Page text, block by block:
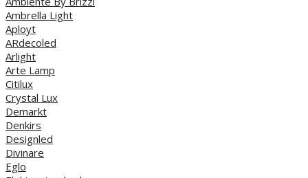
Ambrella Light
Aployt
ARdecoled
Arlight
Arte Lamp
Citilux
Crystal Lux
Demarkt
Denkirs
Designled
Divinare
Eglo